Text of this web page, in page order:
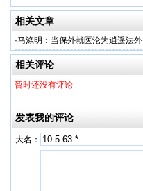
相关文章
·马涤明：当保外就医沦为逍遥法外
相关评论
暂时还没有评论
发表我的评论
大名：